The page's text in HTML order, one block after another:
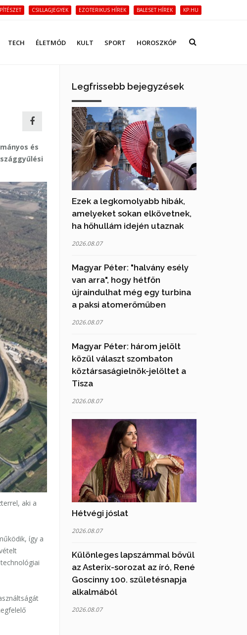
CSILLAGJEGYEK EZOTERIKUS HÍREK BALESET HÍREK KP.HU
TECH ÉLETMÓD KULT SPORT HOROSZKÓP
és
aki a
így a
Legfrissebb bejegyzések
Ezek a legkomolyabb hibák,
amelyeket sokan elkövetnek,
ha hőhullám idején utaznak
2026.08.07
Magyar Péter: "halvány esély
van arra", hogy hétfőn
újraindulhat még egy turbina
a paksi atomerőműben
2026.08.07
Magyar Péter: három jelölt
közül választ szombaton
köztársaságielnök-jelöltet a
Tisza
2026.08.07
Hétvégi jóslat
2026.08.07
Különleges lapszámmal bővül
az Asterix-sorozat az író, René
Goscinny 100. születésnapja
alkalmából
2026.08.07